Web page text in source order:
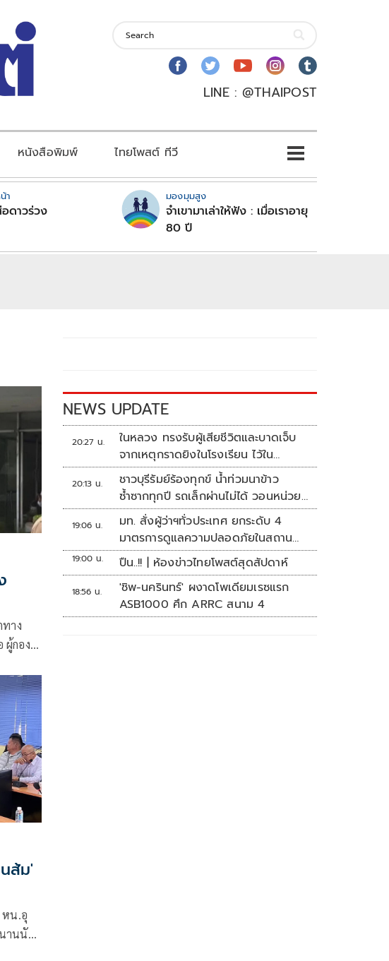
LINE : @THAIPOST
หนังสือพิมพ์ ไทยโพสต์ ทีวี
า
ดาวร่วง
มองมุมสูง
จำเขามาเล่าให้ฟัง : เมื่อเราอายุ
80 ปี
าง
ผู้กอง
อ
ส้ม'
หน.อุ
านนับ
NEWS UPDATE
20:27 น.
ในหลวง ทรงรับผู้เสียชีวิตและบาดเจ็บ
จากเหตุกราดยิงในโรงเรียน ไว้ใน
พระบรมราชานุเคราะห์
20:13 น.
ชาวบุรีรัมย์ร้องทุกข์ น้ำท่วมนาข้าว
ซ้ำซากทุกปี รถเล็กผ่านไม่ได้ วอนหน่วย
งานเร่งแก้ไข
19:06 น.
มท. สั่งผู้ว่าฯทั่วประเทศ ยกระดับ 4
มาตรการดูแลความปลอดภัยในสถาน
ศึกษา
19:00 น. ปืน..!! | ห้องข่าวไทยโพสต์สุดสัปดาห์
18:56 น.
'ชิพ-นครินทร์' ผงาดโพเดียมเรซแรก
ASB1000 ศึก ARRC สนาม 4